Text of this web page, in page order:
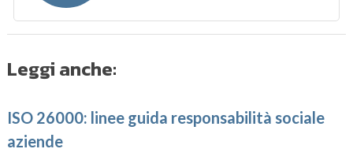
Leggi anche:
ISO 26000: linee guida responsabilità sociale
aziende